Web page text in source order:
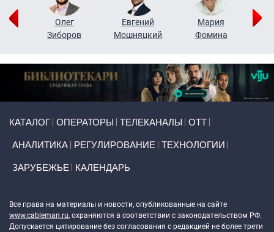
Олег
Зиборов
Евгений
Мошняцкий
Мария
Фомина
КАТАЛОГ ОПЕРАТОРЫ ТЕЛЕКАНАЛЫ ОТТ
АНАЛИТИКА РЕГУЛИРОВАНИЕ ТЕХНОЛОГИИ
ЗАРУБЕЖЬЕ КАЛЕНДАРЬ
Все права на материалы и новости, опубликованные на сайте
www.cableman.ru, охраняются в соответствии с законодательством РФ.
Допускается цитирование без согласования с редакцией не более трети